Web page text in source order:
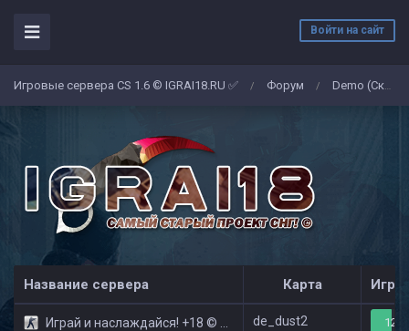
Войти на сайт
Игровые сервера CS 1.6 © IGRAI18.RU ✅ / Форум / Demo (Скриншоты)
Название сервера Карта
Играй и наслаждайся! +18 © Public de_dust2 12/